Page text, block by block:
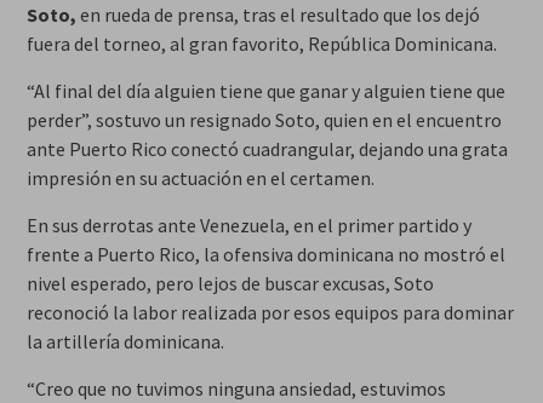
Soto, en rueda de prensa, tras el resultado que los dejó
fuera del torneo, al gran favorito, República Dominicana.
“Al final del día alguien tiene que ganar y alguien tiene que
perder”, sostuvo un resignado Soto, quien en el encuentro
ante Puerto Rico conectó cuadrangular, dejando una grata
impresión en su actuación en el certamen.
En sus derrotas ante Venezuela, en el primer partido y
frente a Puerto Rico, la ofensiva dominicana no mostró el
nivel esperado, pero lejos de buscar excusas, Soto
reconoció la labor realizada por esos equipos para dominar
la artillería dominicana.
“Creo que no tuvimos ninguna ansiedad, estuvimos